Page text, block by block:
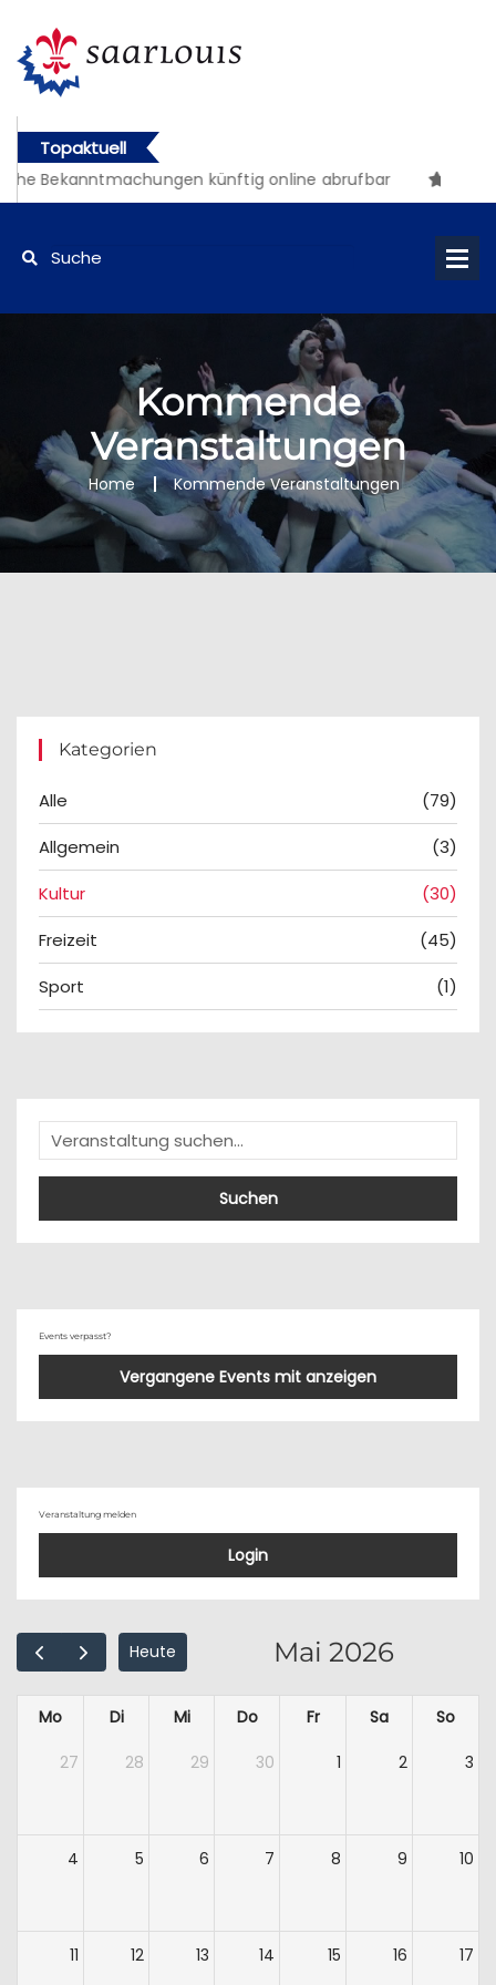
Topaktuell
Bekanntmachungen künftig online abrufbar
Kommende
Veranstaltungen
Home Kommende Veranstaltungen
Kategorien
Alle
(79)
Allgemein
(3)
Kultur
(30)
Freizeit
(45)
Sport
(1)
Suchen
Events verpasst?
Vergangene Events mit anzeigen
Veranstaltung melden
Login
Heute Mai 2026
Mo Di Mi Do Fr Sa So
27 28 29 30 1 2 3
4 5 6 7 8 9 10
11 12 13 14 15 16 17